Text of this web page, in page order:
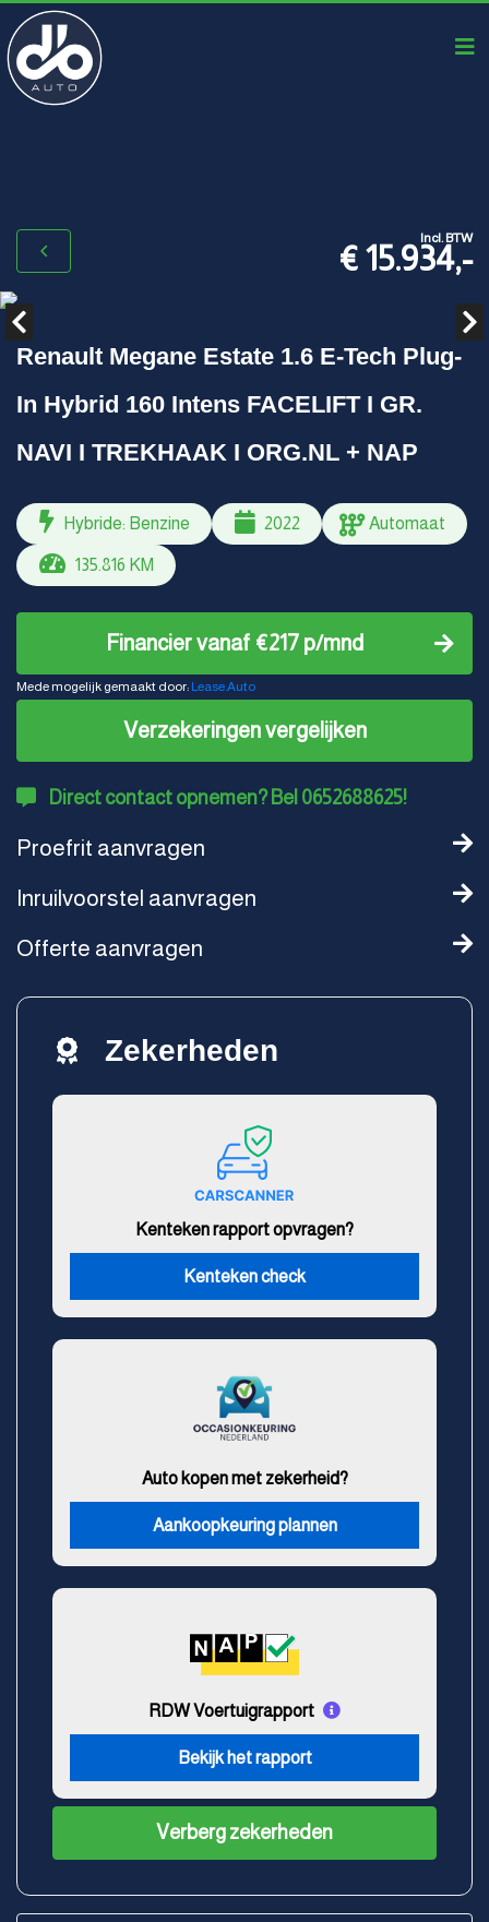
Incl. BTW
€ 15.934,-
Renault Megane Estate 1.6 E-Tech Plug-
In Hybrid 160 Intens FACELIFT I GR.
NAVI I TREKHAAK I ORG.NL + NAP
Hybride: Benzine 2022 Automaat
135.816 KM
Financier vanaf €217 p/mnd
Mede mogelijk gemaakt door: Lease.Auto
Verzekeringen vergelijken
Direct contact opnemen? Bel 0652688625!
Proefrit aanvragen
Inruilvoorstel aanvragen
Offerte aanvragen
Zekerheden
Kenteken rapport opvragen?
Kenteken check
Auto kopen met zekerheid?
Aankoopkeuring plannen
RDW Voertuigrapport
Bekijk het rapport
Verberg zekerheden